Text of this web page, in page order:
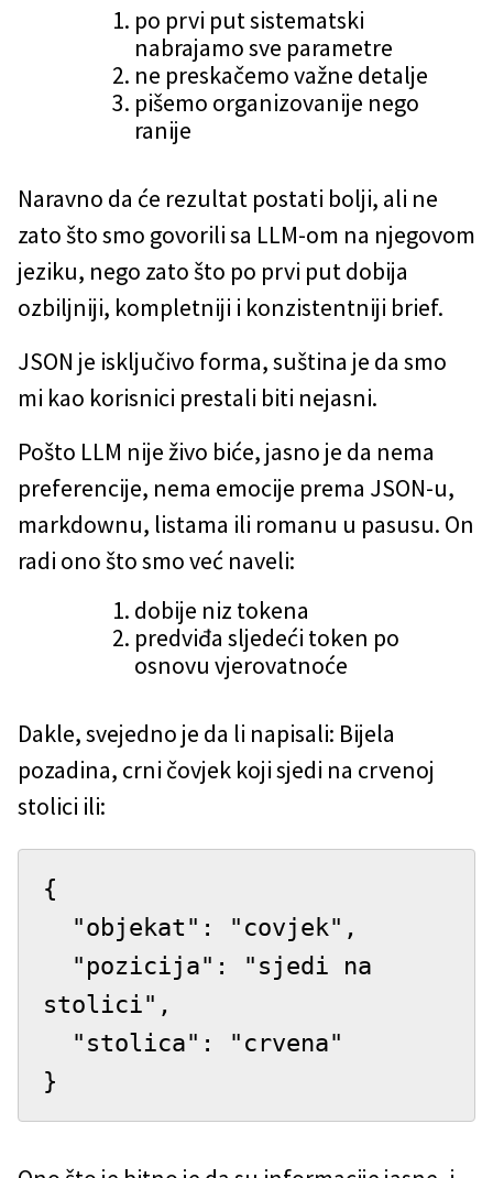
po prvi put sistematski
nabrajamo sve parametre
ne preskačemo važne detalje
pišemo organizovanije nego
ranije
Naravno da će rezultat postati bolji, ali ne
zato što smo govorili sa LLM-om na njegovom
jeziku, nego zato što po prvi put dobija
ozbiljniji, kompletniji i konzistentniji brief.
JSON je isključivo forma, suština je da smo
mi kao korisnici prestali biti nejasni.
Pošto LLM nije živo biće, jasno je da nema
preferencije, nema emocije prema JSON-u,
markdownu, listama ili romanu u pasusu. On
radi ono što smo već naveli:
dobije niz tokena
predviđa sljedeći token po
osnovu vjerovatnoće
Dakle, svejedno je da li napisali: Bijela
pozadina, crni čovjek koji sjedi na crvenoj
stolici ili:
{
stolici",
}